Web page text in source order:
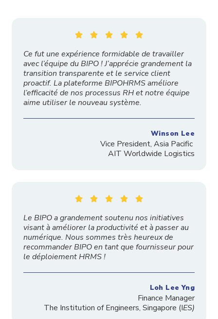
    
Ce fut une expérience formidable de travailler
avec l’équipe du BIPO ! J’apprécie grandement la
transition transparente et le service client
proactif. La plateforme BIPOHRMS améliore
l’efficacité de nos processus RH et notre équipe
aime utiliser le nouveau système.
Winson Lee
Vice President, Asia Pacific
AIT Worldwide Logistics
    
Le BIPO a grandement soutenu nos initiatives
visant à améliorer la productivité et à passer au
numérique. Nous sommes très heureux de
recommander BIPO en tant que fournisseur pour
le déploiement HRMS !
Loh Lee Yng
Finance Manager
The Institution of Engineers, Singapore (IES)